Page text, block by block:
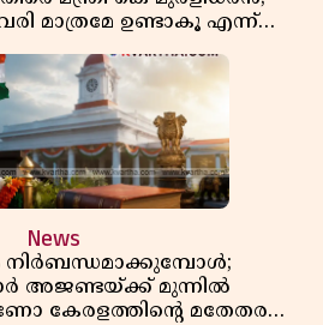
മാത്രമേ ഉണ്ടാകൂ എന്ന്
News
നിർബന്ധമാക്കുമ്പോൾ;
അജണ്ടയ്ക്ക് മുന്നിൽ
കേരളത്തിന്റെ മതേതര